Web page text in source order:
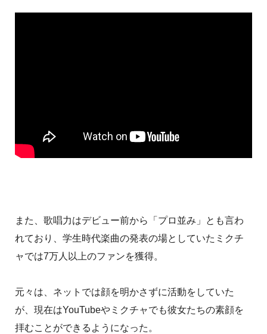
また、歌唱力はデビュー前から「プロ並み」とも言わ
れており、学生時代楽曲の発表の場としていたミクチ
ャでは7万人以上のファンを獲得。
元々は、ネットでは顔を明かさずに活動をしていた
が、現在はYouTubeやミクチャでも彼女たちの素顔を
拝むことができるようになった。